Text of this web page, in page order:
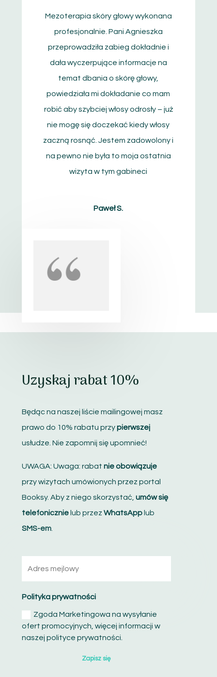
Mezoterapia skóry głowy wykonana
profesjonalnie. Pani Agnieszka
przeprowadziła zabieg dokładnie i
dała wyczerpujące informacje na
temat dbania o skórę głowy,
powiedziała mi dokładanie co mam
robić aby szybciej włosy odrosły – już
nie mogę się doczekać kiedy włosy
zaczną rosnąć. Jestem zadowolony i
na pewno nie była to moja ostatnia
wizyta w tym gabineci
Paweł S.
Uzyskaj rabat 10%
Będąc na naszej liście mailingowej masz
prawo do 10% rabatu przypierwszej
usłudze. Nie zapomnij się upomnieć!
UWAGA: Uwaga: rabat nie obowiązuje
przy wizytach umówionych przez portal
Booksy. Aby z niego skorzystać, umów się
telefonicznie lub przez WhatsApplub
SMS-em.
Polityka prywatności
Zgoda Marketingowa na wysyłanie
ofert promocyjnych, więcej informacji w
naszej polityce prywatności.
Zapisz się